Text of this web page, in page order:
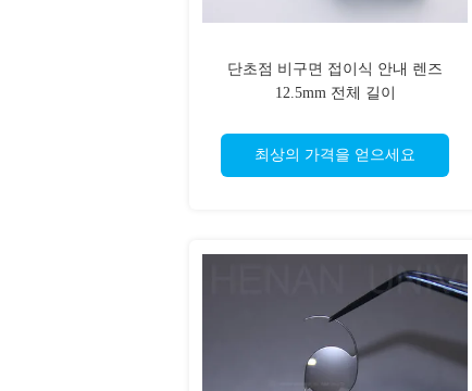
단초점 비구면 접이식 안내 렌즈
12.5mm 전체 길이
최상의 가격을 얻으세요